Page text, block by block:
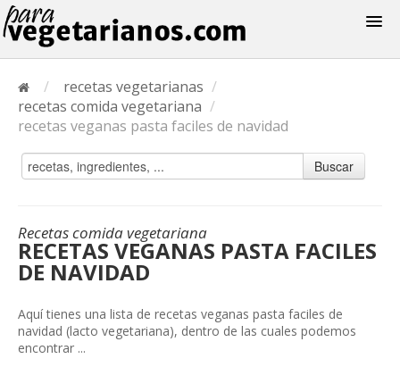
/ recetas vegetarianas /
recetas comida vegetariana /
recetas veganas pasta faciles de navidad
Buscar
Recetas comida vegetariana
RECETAS VEGANAS PASTA FACILES
DE NAVIDAD
Aquí tienes una lista de recetas veganas pasta faciles de
navidad (lacto vegetariana), dentro de las cuales podemos
encontrar ...